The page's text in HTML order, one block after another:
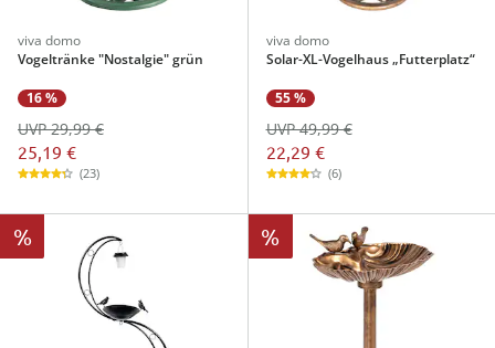
viva domo
Vogeltränke "Nostalgie" grün
16 %
25,19 €
UVP 29,99 €
(23)
viva domo
Solar-XL-Vogelhaus „Futterplatz“
55 %
22,29 €
UVP 49,99 €
(6)
% %